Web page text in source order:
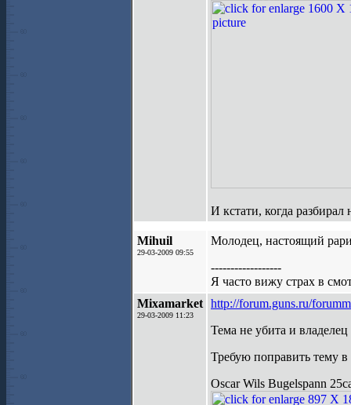
И кстати, когда
Mihuil
29-03-2009 09:55
Молодец, настоящий
------------------
Я часто вижу страх в
Mixamarket
29-03-2009 11:23
http://forum.guns.ru/
Тема не убита и
Требую поправить тему
Oscar Wils Bugelspann